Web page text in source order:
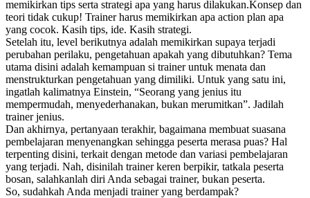
memikirkan tips serta strategi apa yang harus dilakukan.Konsep dan
teori tidak cukup! Trainer harus memikirkan apa action plan apa
yang cocok. Kasih tips, ide. Kasih strategi.
Setelah itu, level berikutnya adalah memikirkan supaya terjadi
perubahan perilaku, pengetahuan apakah yang dibutuhkan? Tema
utama disini adalah kemampuan si trainer untuk menata dan
menstrukturkan pengetahuan yang dimiliki. Untuk yang satu ini,
ingatlah kalimatnya Einstein, “Seorang yang jenius itu
mempermudah, menyederhanakan, bukan merumitkan”. Jadilah
trainer jenius.
Dan akhirnya, pertanyaan terakhir, bagaimana membuat suasana
pembelajaran menyenangkan sehingga peserta merasa puas? Hal
terpenting disini, terkait dengan metode dan variasi pembelajaran
yang terjadi. Nah, disinilah trainer keren berpikir, tatkala peserta
bosan, salahkanlah diri Anda sebagai trainer, bukan peserta.
So, sudahkah Anda menjadi trainer yang berdampak?